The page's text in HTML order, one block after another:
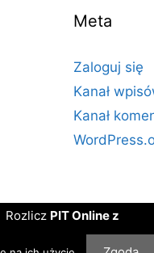
Meta
Zaloguj się
Kanał
Kanał
Rozlicz PIT Online z
PITax.pl dla OPP. Projekt